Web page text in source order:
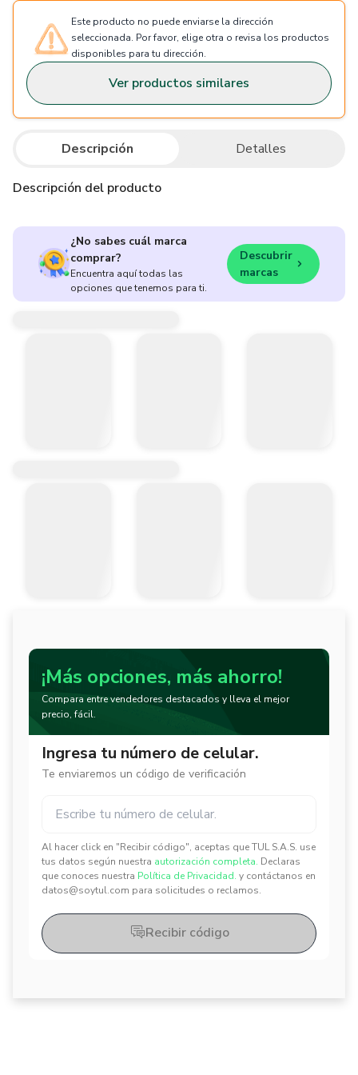
Este producto no puede enviarse la dirección
seleccionada. Por favor, elige otra o revisa los productos
disponibles para tu dirección.
Ver productos similares
Descripción Detalles
Descripción del producto
¿No sabes cuál marca
comprar?
Encuentra aquí todas las
opciones que tenemos para ti.
Descubrir
marcas
¡Más opciones, más ahorro!
Compara entre vendedores destacados y lleva el mejor
precio, fácil.
Ingresa tu número de celular.
Te enviaremos un código de verificación
Al hacer click en "Recibir código", aceptas que TUL S.A.S. use
tus datos según nuestra autorización completa. Declaras
que conoces nuestra Política de Privacidad. y contáctanos en
datos@soytul.com para solicitudes o reclamos.
✕
✕
Recibir código